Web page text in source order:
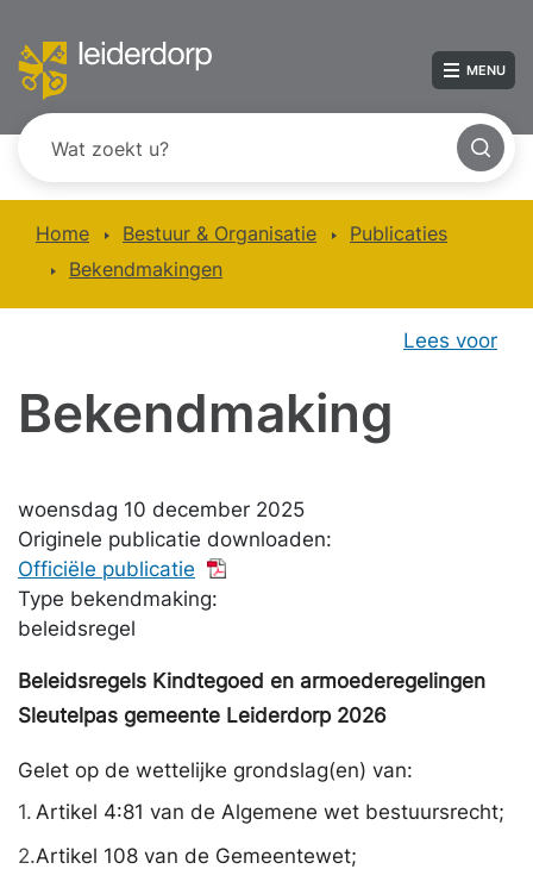
MENU
Home Bestuur & Organisatie
Publicaties
Bekendmakingen
Lees voor
Bekendmaking
woensdag 10 december 2025
Originele publicatie downloaden:
Officiële publicatie
Type bekendmaking:
beleidsregel
Beleidsregels Kindtegoed en armoederegelingen
Sleutelpas gemeente Leiderdorp 2026
Gelet op de wettelijke grondslag(en) van:
1. Artikel 4:81 van de Algemene wet bestuursrecht;
2.Artikel 108 van de Gemeentewet;